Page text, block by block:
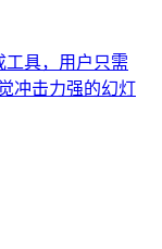
工具，用户只需
冲击力强的幻灯